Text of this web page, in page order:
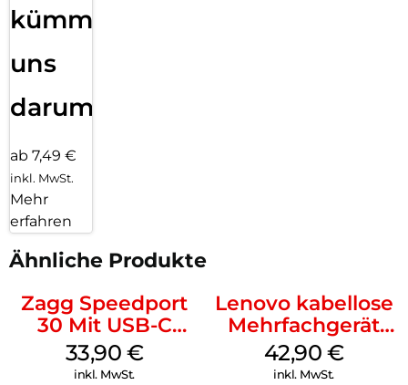
kümmern
uns
darum!
ab 7,49 €
inkl. MwSt.
Mehr
erfahren
Ähnliche Produkte
Zagg Speedport
30 Mit USB-C
Kabel Weiß
33,90 €
inkl. MwSt.
Lenovo kabellose
Mehrfachgerät
Luna Grey
42,90 €
inkl. MwSt.